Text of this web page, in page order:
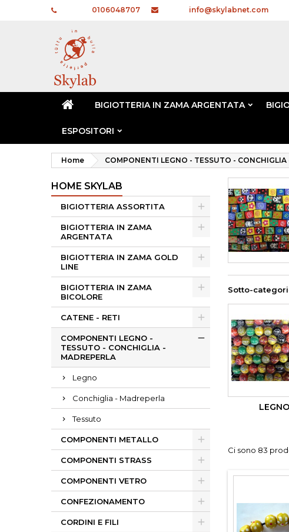
0106048707 info@skylabnet.com
BIGIOTTERIA IN ZAMA ARGENTATA
ESPOSITORI
Home COMPONENTI LEGNO - TESSUTO - CONCHIGLIA
HOME SKYLAB
BIGIOTTERIA ASSORTITA
BIGIOTTERIA IN ZAMA
ARGENTATA
BIGIOTTERIA IN ZAMA GOLD
LINE
BIGIOTTERIA IN ZAMA
BICOLORE
CATENE - RETI
COMPONENTI LEGNO -
TESSUTO - CONCHIGLIA -
MADREPERLA
Legno
Conchiglia - Madreperla
Tessuto
COMPONENTI METALLO
COMPONENTI STRASS
COMPONENTI VETRO
CONFEZIONAMENTO
CORDINI E FILI
Sotto-
LEGNO
Ci sono 83